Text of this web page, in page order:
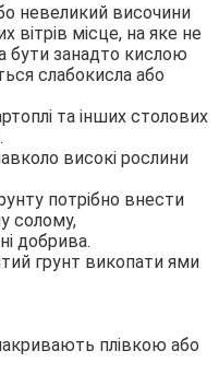
невеликий височини
вітрів місце, на яке не
бути занадто кислою
слабокисла або
та інших столових
високі рослини
потрібно внести
солому,
добрива.
грунт викопати ями
плівкою або